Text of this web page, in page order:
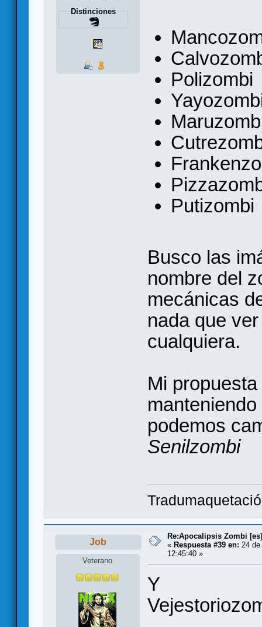
Distinciones
Polizombi
Putizombi
Busco las
nombre del
mecánicas
nada que
cualquiera.
Mi
podemos
Senilzombi
Job
Veterano
Re:Apocalipsis Zombi [es]
« Respuesta #39 en: 24
12:45:40 »
Y